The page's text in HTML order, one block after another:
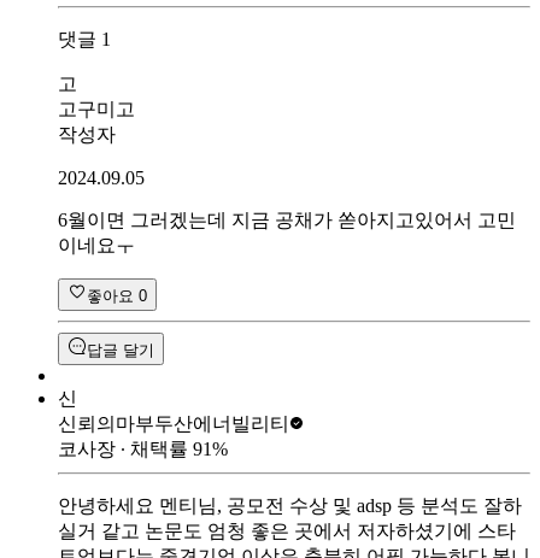
댓글 1
고
고구미고
작성자
2024.09.05
6월이면 그러겠는데 지금 공채가 쏟아지고있어서 고민
이네요ㅜ
좋아요 0
답글 달기
신
신뢰의마부두산에너빌리티
코사장 ∙ 채택률 91%
안녕하세요 멘티님, 공모전 수상 및 adsp 등 분석도 잘하
실거 같고 논문도 엄청 좋은 곳에서 저자하셨기에 스타